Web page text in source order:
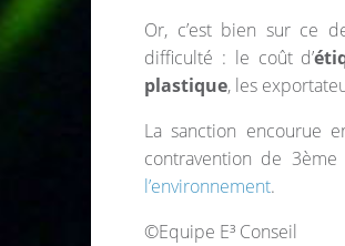
Or, c’est bien sur ce
difficulté : le coût d’
plastique, les
La sanction encourue
contravention de
l’environnement.
©Equipe E³ Conseil